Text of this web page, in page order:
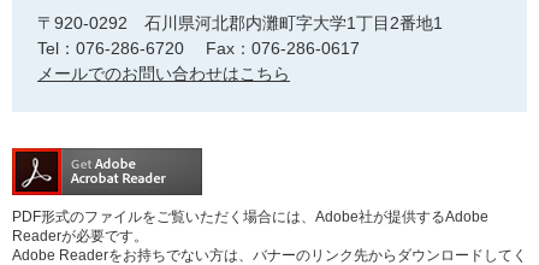
〒920-0292
石川県河北郡内灘町字大学1丁目2番地1
Tel：076-286-6720
Fax：076-286-0617
メールでのお問い合わせはこちら
PDF形式のファイルをご覧いただく場合には、Adobe社が提供するAdobe
Readerが必要です。
Adobe Readerをお持ちでない方は、バナーのリンク先からダウンロードしてく